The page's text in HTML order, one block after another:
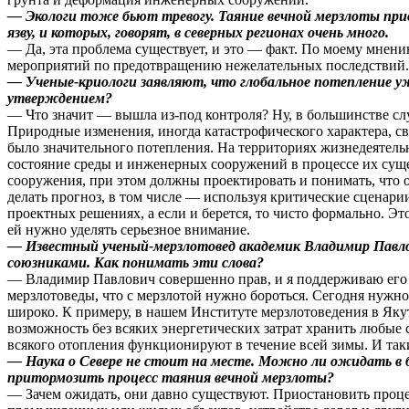
— Экологи тоже бьют тревогу. Таяние вечной мерзлоты
язву, и которых, говорят, в северных регионах очень много.
— Да, эта проблема существует, и это — факт. По моему
мероприятий по предотвращению нежелательных последствий.
— Ученые-криологи заявляют, что глобальное
утверждением?
— Что значит — вышла из-под контроля? Ну, в большинстве
Природные изменения, иногда катастрофического характера,
было значительного потепления. На территориях
состояние среды и инженерных сооружений в процессе их
сооружения, при этом должны проектировать и понимать,
делать прогноз, в том числе — используя критические
проектных решениях, а если и берется, то чисто формально.
ей нужно уделять серьезное внимание.
— Известный ученый-мерзлотовед академик Владимир
союзниками. Как понимать эти слова?
— Владимир Павлович совершенно прав, и я поддерживаю
мерзлотоведы, что с мерзлотой нужно бороться. Сегодня
широко. К примеру, в нашем Институте мерзлотоведения в
возможность без всяких энергетических затрат хранить
всякого отопления функционируют в течение всей зимы. И
— Наука о Севере не стоит на месте. Можно ли ожидать в
притормозить процесс таяния вечной мерзлоты?
— Зачем ожидать, они давно существуют. Приостановить